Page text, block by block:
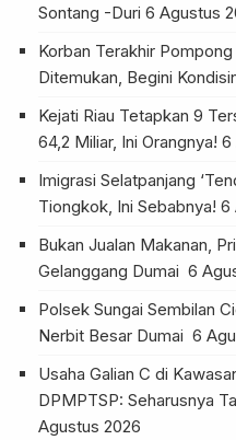
Sontang -Duri 6 Agustus
Korban Terakhir
Ditemukan, Begini
Kejati Riau Tetapkan 9
64,2 Miliar, Ini Orangnya! 6
Imigrasi Selatpanjang
Tiongkok, Ini Sebabnya! 6
Bukan Jualan Makanan,
Gelanggang Dumai 6
Polsek Sungai Sembilan
Nerbit Besar Dumai 6
Usaha Galian C di
DPMPTSP: Seharusnya
Agustus 2026